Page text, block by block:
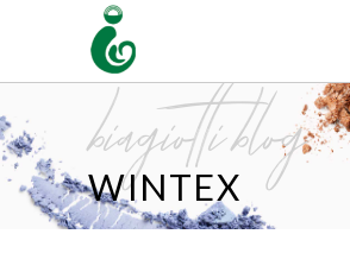
biagiotti blog
WINTEX